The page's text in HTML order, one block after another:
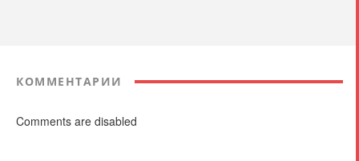
КОММЕНТАРИИ
Comments are disabled